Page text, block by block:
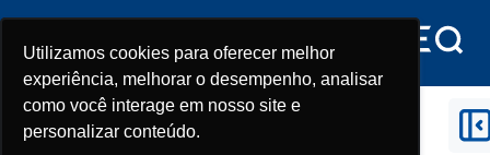
Utilizamos cookies para oferecer melhor
experiência, melhorar o desempenho, analisar
como você interage em nosso site e
personalizar conteúdo.
Utilizamos cookies para oferecer melhor
experiência, melhorar o desempenho, analisar
como você interage em nosso site e
personalizar conteúdo.
Notícias >Financiamento Privado: como